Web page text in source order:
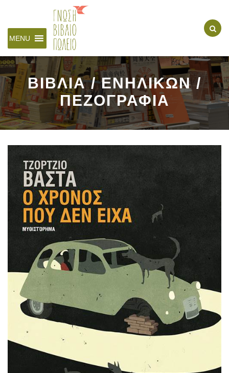
MENU
ΒΙΒΛΙΑ / ΕΝΗΛΙΚΩΝ /
ΠΕΖΟΓΡΑΦΙΑ